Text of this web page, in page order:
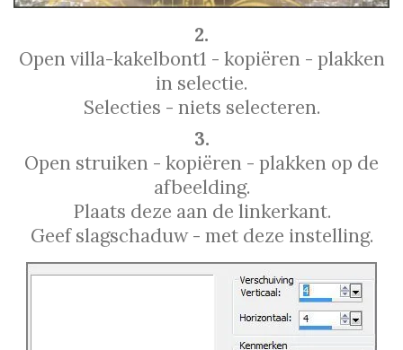
2.
Open villa-kakelbont1 - kopiëren - plakken
in selectie.
Selecties - niets selecteren.
3.
Open struiken - kopiëren - plakken op de
afbeelding.
Plaats deze aan de linkerkant.
Geef slagschaduw - met deze instelling.